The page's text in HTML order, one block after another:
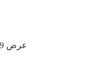
عرض 9 الى 16 من 345 موجود... [